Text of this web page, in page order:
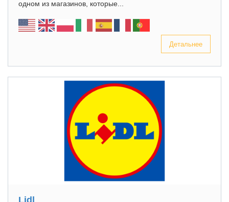
одном из магазинов, которые...
Детальнее
Lidl